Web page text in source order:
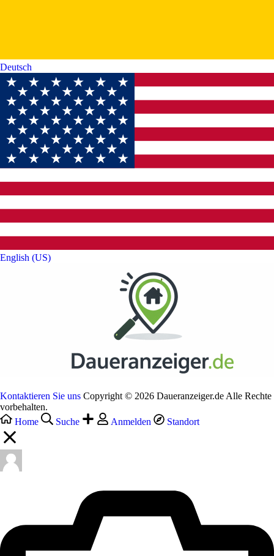
Deutsch‎
English (US)‎
Kontaktieren Sie uns Copyright © 2026 Daueranzeiger.de Alle Rechte
vorbehalten.
Home
Suche Anmelden Standort